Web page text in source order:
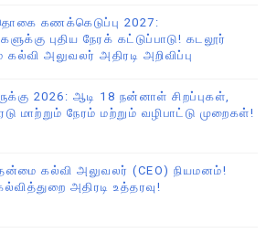
கணக்கெடுப்பு 2027:
புதிய நேரக் கட்டுப்பாடு! கடலூர்
அலுவலர் அதிரடி அறிவிப்பு
2026: ஆடி 18 நன்னாள் சிறப்புகள்,
மாற்றும் நேரம் மற்றும் வழிபாட்டு முறைகள்!
கல்வி அலுவலர் (CEO) நியமனம்!
அதிரடி உத்தரவு!